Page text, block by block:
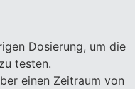
Dosierung, um die
testen.
einen Zeitraum von